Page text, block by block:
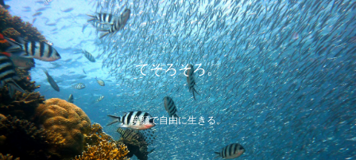
てそろそろ。
笑顔で自由に生きる。